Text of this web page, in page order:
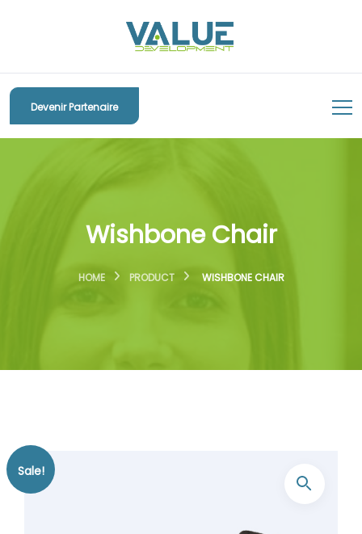
Devenir Partenaire
Wishbone Chair
HOME PRODUCT WISHBONE CHAIR
Sale!